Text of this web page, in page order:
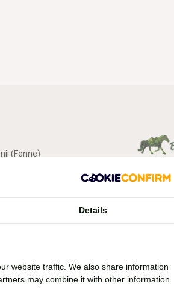
(Fenne)
in een paddock
* Lees
Details
website traffic. We also share information
may combine it with other information